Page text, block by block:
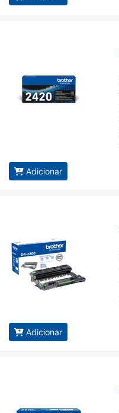
Adicionar
Adicionar